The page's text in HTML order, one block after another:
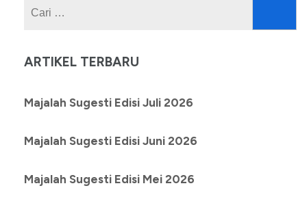
ARTIKEL TERBARU
Majalah Sugesti Edisi Juli 2026
Majalah Sugesti Edisi Juni 2026
Majalah Sugesti Edisi Mei 2026